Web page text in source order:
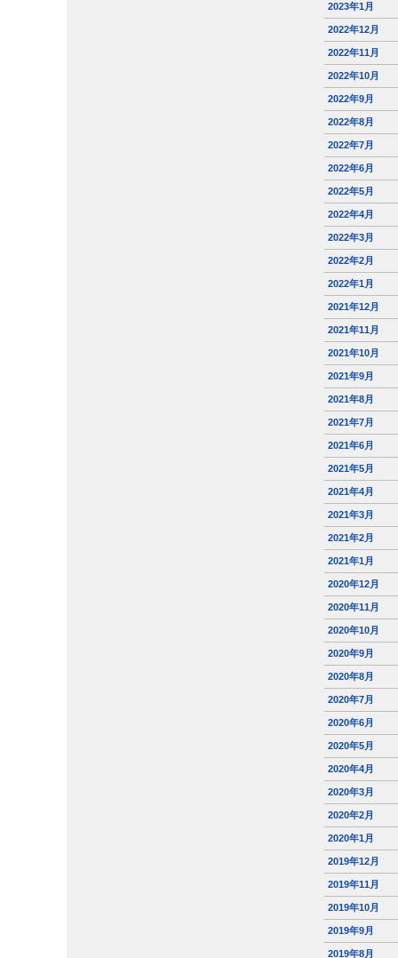
2023年1月
2022年12月
2022年11月
2022年10月
2022年9月
2022年8月
2022年7月
2022年6月
2022年5月
2022年4月
2022年3月
2022年2月
2022年1月
2021年12月
2021年11月
2021年10月
2021年9月
2021年8月
2021年7月
2021年6月
2021年5月
2021年4月
2021年3月
2021年2月
2021年1月
2020年12月
2020年11月
2020年10月
2020年9月
2020年8月
2020年7月
2020年6月
2020年5月
2020年4月
2020年3月
2020年2月
2020年1月
2019年12月
2019年11月
2019年10月
2019年9月
2019年8月